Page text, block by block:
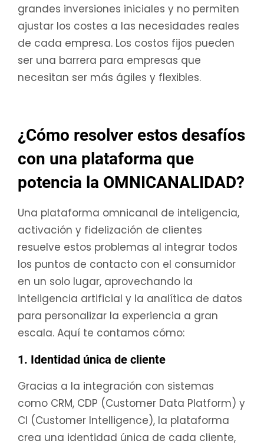
grandes inversiones iniciales y no permiten
ajustar los costes a las necesidades reales
de cada empresa. Los costos fijos pueden
ser una barrera para empresas que
necesitan ser más ágiles y flexibles.
¿Cómo resolver estos desafíos
con una plataforma que
potencia la OMNICANALIDAD?
Una plataforma omnicanal de inteligencia,
activación y fidelización de clientes
resuelve estos problemas al integrar todos
los puntos de contacto con el consumidor
en un solo lugar, aprovechando la
inteligencia artificial y la analítica de datos
para personalizar la experiencia a gran
escala. Aquí te contamos cómo:
1. Identidad única de cliente
Gracias a la integración con sistemas
como CRM, CDP (Customer Data Platform) y
CI (Customer Intelligence), la plataforma
crea una identidad única de cada cliente,